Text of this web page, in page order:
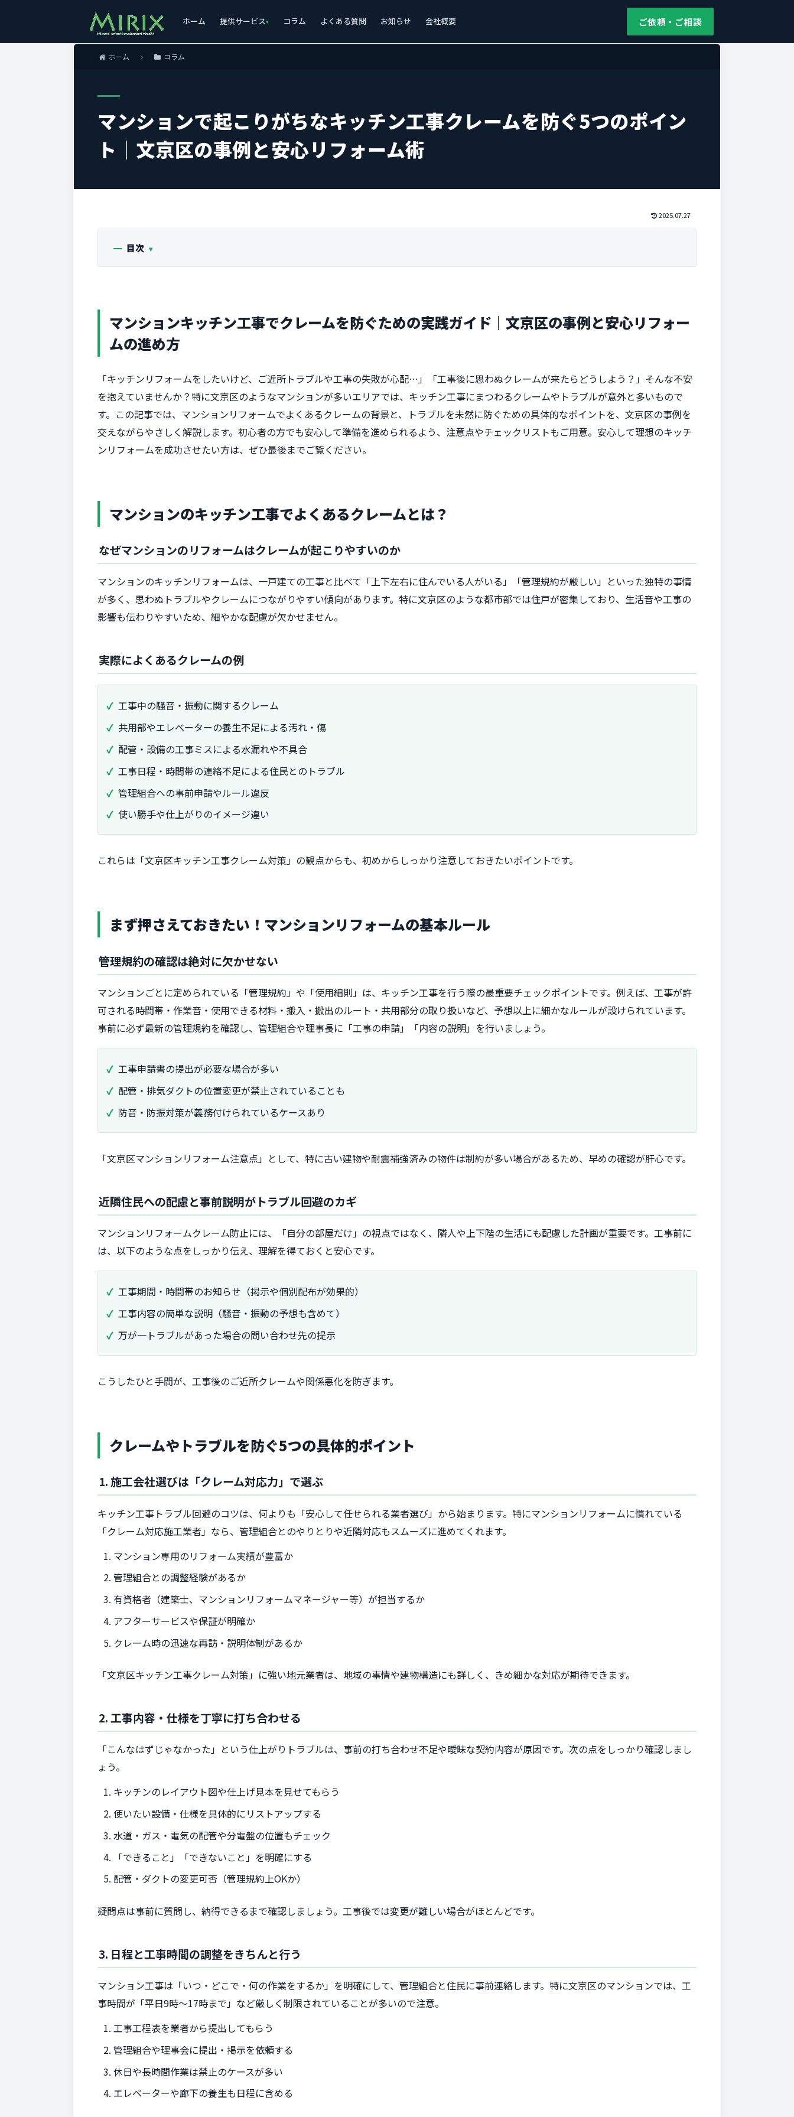
ご依頼・ご相談
ホーム 提供サービス コラム よくある質問 お知らせ 会社概要
ホーム コラム
マンションで起こりがちなキッチン工事クレームを防ぐ5つのポイン
ト｜文京区の事例と安心リフォーム術
2025.07.27
目次
マンションキッチン工事でクレームを防ぐための実践ガイド｜文京区の事例と安心リフォー
ムの進め方
「キッチンリフォームをしたいけど、ご近所トラブルや工事の失敗が心配…」「工事後に思わぬクレームが来たらどうしよう？」そんな不安
を抱えていませんか？特に文京区のようなマンションが多いエリアでは、キッチン工事にまつわるクレームやトラブルが意外と多いもので
す。この記事では、マンションリフォームでよくあるクレームの背景と、トラブルを未然に防ぐための具体的なポイントを、文京区の事例を
交えながらやさしく解説します。初心者の方でも安心して準備を進められるよう、注意点やチェックリストもご用意。安心して理想のキッチ
ンリフォームを成功させたい方は、ぜひ最後までご覧ください。
マンションのキッチン工事でよくあるクレームとは？
なぜマンションのリフォームはクレームが起こりやすいのか
マンションのキッチンリフォームは、一戸建ての工事と比べて「上下左右に住んでいる人がいる」「管理規約が厳しい」といった独特の事情
が多く、思わぬトラブルやクレームにつながりやすい傾向があります。特に文京区のような都市部では住戸が密集しており、生活音や工事の
影響も伝わりやすいため、細やかな配慮が欠かせません。
実際によくあるクレームの例
工事中の騒音・振動に関するクレーム
共用部やエレベーターの養生不足による汚れ・傷
配管・設備の工事ミスによる水漏れや不具合
工事日程・時間帯の連絡不足による住民とのトラブル
管理組合への事前申請やルール違反
使い勝手や仕上がりのイメージ違い
これらは「文京区キッチン工事クレーム対策」の観点からも、初めからしっかり注意しておきたいポイントです。
まず押さえておきたい！マンションリフォームの基本ルール
管理規約の確認は絶対に欠かせない
マンションごとに定められている「管理規約」や「使用細則」は、キッチン工事を行う際の最重要チェックポイントです。例えば、工事が許
可される時間帯・作業音・使用できる材料・搬入・搬出のルート・共用部分の取り扱いなど、予想以上に細かなルールが設けられています。
事前に必ず最新の管理規約を確認し、管理組合や理事長に「工事の申請」「内容の説明」を行いましょう。
工事申請書の提出が必要な場合が多い
配管・排気ダクトの位置変更が禁止されていることも
防音・防振対策が義務付けられているケースあり
「文京区マンションリフォーム注意点」として、特に古い建物や耐震補強済みの物件は制約が多い場合があるため、早めの確認が肝心です。
近隣住民への配慮と事前説明がトラブル回避のカギ
マンションリフォームクレーム防止には、「自分の部屋だけ」の視点ではなく、隣人や上下階の生活にも配慮した計画が重要です。工事前に
は、以下のような点をしっかり伝え、理解を得ておくと安心です。
工事期間・時間帯のお知らせ（掲示や個別配布が効果的）
工事内容の簡単な説明（騒音・振動の予想も含めて）
万が一トラブルがあった場合の問い合わせ先の提示
こうしたひと手間が、工事後のご近所クレームや関係悪化を防ぎます。
クレームやトラブルを防ぐ5つの具体的ポイント
1. 施工会社選びは「クレーム対応力」で選ぶ
キッチン工事トラブル回避のコツは、何よりも「安心して任せられる業者選び」から始まります。特にマンションリフォームに慣れている
「クレーム対応施工業者」なら、管理組合とのやりとりや近隣対応もスムーズに進めてくれます。
マンション専用のリフォーム実績が豊富か
管理組合との調整経験があるか
有資格者（建築士、マンションリフォームマネージャー等）が担当するか
アフターサービスや保証が明確か
クレーム時の迅速な再訪・説明体制があるか
「文京区キッチン工事クレーム対策」に強い地元業者は、地域の事情や建物構造にも詳しく、きめ細かな対応が期待できます。
2. 工事内容・仕様を丁寧に打ち合わせる
「こんなはずじゃなかった」という仕上がりトラブルは、事前の打ち合わせ不足や曖昧な契約内容が原因です。次の点をしっかり確認しまし
ょう。
キッチンのレイアウト図や仕上げ見本を見せてもらう
使いたい設備・仕様を具体的にリストアップする
水道・ガス・電気の配管や分電盤の位置もチェック
「できること」「できないこと」を明確にする
配管・ダクトの変更可否（管理規約上OKか）
疑問点は事前に質問し、納得できるまで確認しましょう。工事後では変更が難しい場合がほとんどです。
3. 日程と工事時間の調整をきちんと行う
マンション工事は「いつ・どこで・何の作業をするか」を明確にして、管理組合と住民に事前連絡します。特に文京区のマンションでは、工
事時間が「平日9時～17時まで」など厳しく制限されていることが多いので注意。
工事工程表を業者から提出してもらう
管理組合や理事会に提出・掲示を依頼する
休日や長時間作業は禁止のケースが多い
エレベーターや廊下の養生も日程に含める